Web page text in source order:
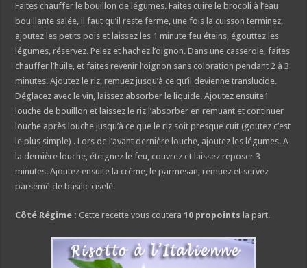
Faites chauffer le bouillon de légumes. Faites cuire le brocoli à l’eau
bouillante salée, il faut qu’il reste ferme, une fois la cuisson terminez,
ajoutez les petits pois et laissez les 1 minute feu éteins, égouttez les
légumes, réservez. Pelez et hachez l’oignon. Dans une casserole, faites
chauffer l’huile, et faites revenir l’oignon sans coloration pendant 2 à 3
minutes. Ajoutez le riz, remuez jusqu’à ce qu’il devienne translucide.
Déglacez avec le vin, laissez absorber le liquide. Ajoutez ensuite1
louche de bouillon et laissez le riz l’absorber en remuant et continuer
louche après louche jusqu’à ce que le riz soit presque cuit (goutez c’est
le plus simple) . Lors de l’avant dernière louche, ajoutez les légumes. A
la dernière louche, éteignez le feu, couvrez et laissez reposer 3
minutes. Ajoutez ensuite la crème, le parmesan, remuez et servez
parsemé de basilic ciselé.
Côté Régime : Cette recette vous coutera10 propoints la part.